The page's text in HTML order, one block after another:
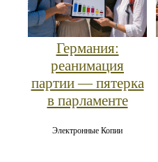
Германия:
реанимация
партии — пятерка
в парламенте
Электронные Копии